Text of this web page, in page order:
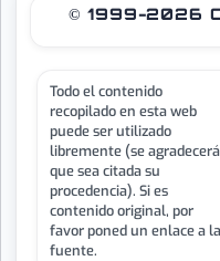
© 1999-2026
Todo el contenido
recopilado en esta web
puede ser utilizado
libremente (se agradecerá
que sea citada su
procedencia). Si es
contenido original, por
favor poned un enlace a la
fuente.